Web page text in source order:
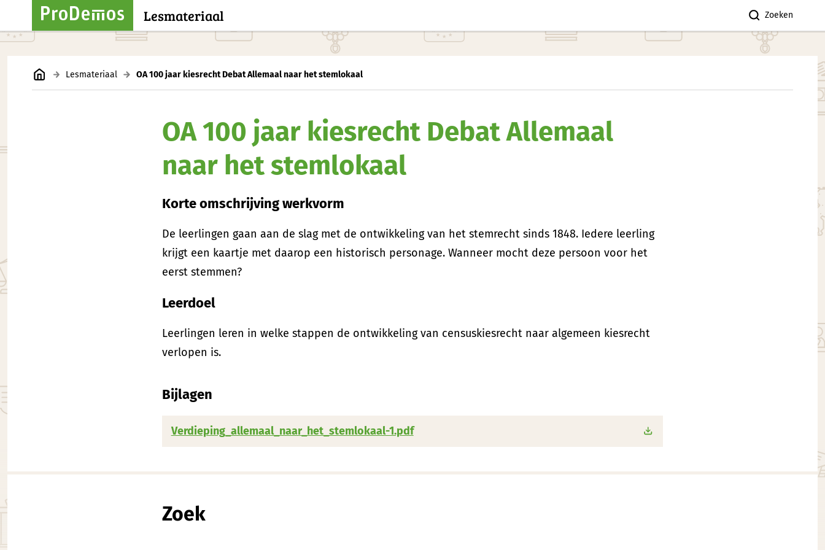
Lesmateriaal Zoeken
Lesmateriaal OA 100 jaar kiesrecht Debat Allemaal naar het stemlokaal
OA 100 jaar kiesrecht Debat Allemaal
naar het stemlokaal
Korte omschrijving werkvorm
De leerlingen gaan aan de slag met de ontwikkeling van het stemrecht sinds 1848. Iedere leerling
krijgt een kaartje met daarop een historisch personage. Wanneer mocht deze persoon voor het
eerst stemmen?
Leerdoel
Leerlingen leren in welke stappen de ontwikkeling van censuskiesrecht naar algemeen kiesrecht
verlopen is.
Bijlagen
Verdieping_allemaal_naar_het_stemlokaal-1.pdf
Zoek